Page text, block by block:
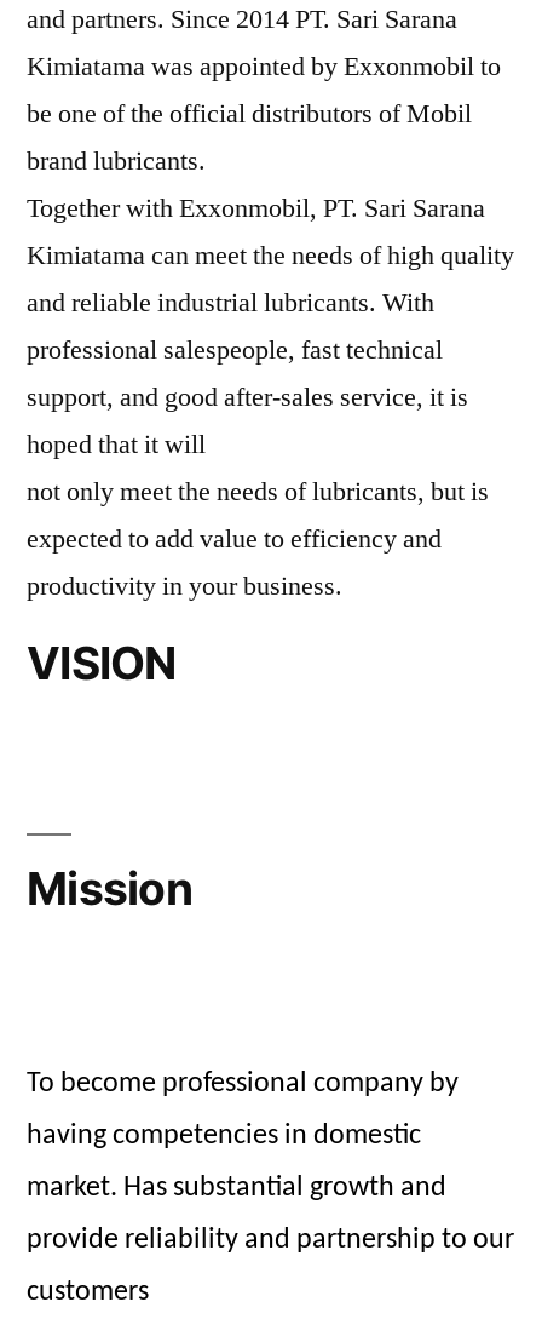
and partners. Since 2014 PT. Sari Sarana
Kimiatama was appointed by Exxonmobil to
be one of the official distributors of Mobil
brand lubricants.
Together with Exxonmobil, PT. Sari Sarana
Kimiatama can meet the needs of high quality
and reliable industrial lubricants. With
professional salespeople, fast technical
support, and good after-sales service, it is
hoped that it will
not only meet the needs of lubricants, but is
expected to add value to efficiency and
productivity in your business.
VISION
Mission
To become professional company by
having competencies in domestic
market. Has substantial growth and
provide reliability and partnership to our
customers